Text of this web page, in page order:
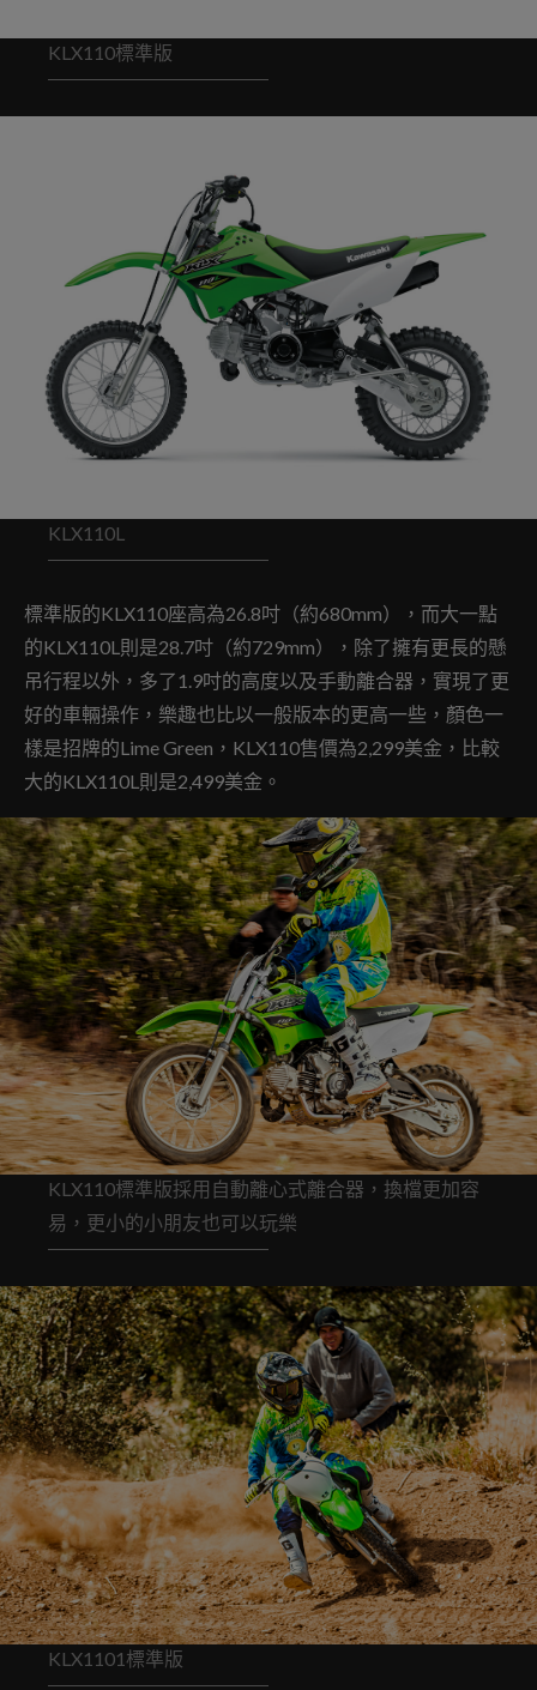
KLX110標準版
KLX110L
標準版的KLX110座高為26.8吋（約680mm），而大一點
的KLX110L則是28.7吋（約729mm），除了擁有更長的懸
吊行程以外，多了1.9吋的高度以及手動離合器，實現了更
好的車輛操作，樂趣也比以一般版本的更高一些，顏色一
樣是招牌的Lime Green，KLX110售價為2,299美金，比較
大的KLX110L則是2,499美金。
KLX110標準版採用自動離心式離合器，換檔更加容
易，更小的小朋友也可以玩樂
KLX1101標準版